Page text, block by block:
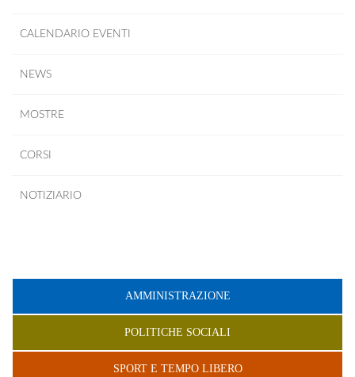
CALENDARIO EVENTI
NEWS
MOSTRE
CORSI
NOTIZIARIO
AMMINISTRAZIONE
POLITICHE SOCIALI
SPORT E TEMPO LIBERO